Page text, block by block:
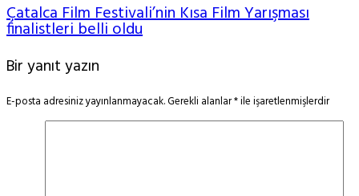
Çatalca Film Festivali’nin Kısa Film Yarışması
finalistleri belli oldu
Bir yanıt yazın
E-posta adresiniz yayınlanmayacak.Gerekli alanlar*ile işaretlenmişlerdir